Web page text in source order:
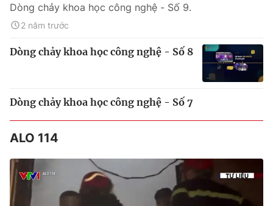
Dòng chảy khoa học công nghệ - Số 9.
2 năm trước
Dòng chảy khoa học công nghệ - Số 8
Dòng chảy khoa học công nghệ - Số 7
ALO 114